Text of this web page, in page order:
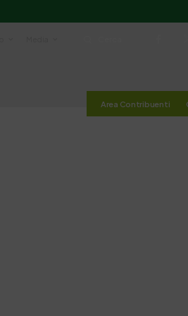
Area Contribuenti